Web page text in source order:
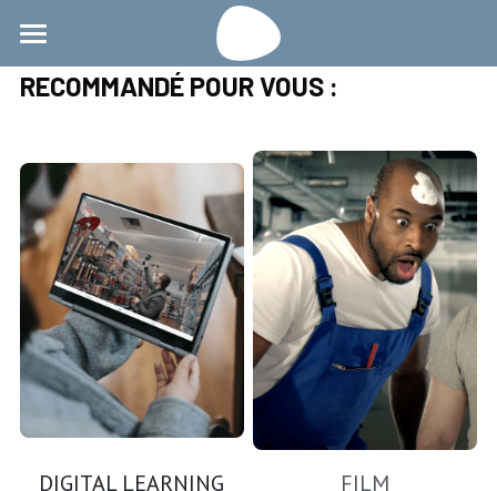
Accueil
Création interactive
Contact
RECOMMANDÉ POUR VOUS :
DIGITAL LEARNING
FILM